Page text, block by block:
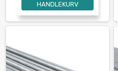
HANDLEKURV